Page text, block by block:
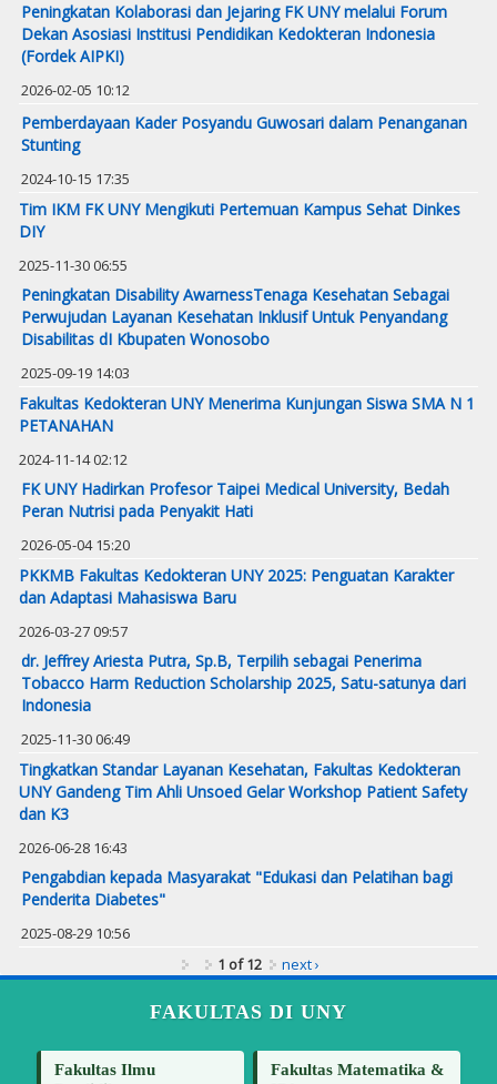
Peningkatan Kolaborasi dan Jejaring FK UNY melalui Forum
Dekan Asosiasi Institusi Pendidikan Kedokteran Indonesia
(Fordek AIPKI)
2026-02-05 10:12
Pemberdayaan Kader Posyandu Guwosari dalam Penanganan
Stunting
2024-10-15 17:35
Tim IKM FK UNY Mengikuti Pertemuan Kampus Sehat Dinkes
DIY
2025-11-30 06:55
Peningkatan Disability AwarnessTenaga Kesehatan Sebagai
Perwujudan Layanan Kesehatan Inklusif Untuk Penyandang
Disabilitas dI Kbupaten Wonosobo
2025-09-19 14:03
Fakultas Kedokteran UNY Menerima Kunjungan Siswa SMA N 1
PETANAHAN
2024-11-14 02:12
FK UNY Hadirkan Profesor Taipei Medical University, Bedah
Peran Nutrisi pada Penyakit Hati
2026-05-04 15:20
PKKMB Fakultas Kedokteran UNY 2025: Penguatan Karakter
dan Adaptasi Mahasiswa Baru
2026-03-27 09:57
dr. Jeffrey Ariesta Putra, Sp.B, Terpilih sebagai Penerima
Tobacco Harm Reduction Scholarship 2025, Satu-satunya dari
Indonesia
2025-11-30 06:49
Tingkatkan Standar Layanan Kesehatan, Fakultas Kedokteran
UNY Gandeng Tim Ahli Unsoed Gelar Workshop Patient Safety
dan K3
2026-06-28 16:43
Pengabdian kepada Masyarakat "Edukasi dan Pelatihan bagi
Penderita Diabetes"
2025-08-29 10:56
1 of 12
next ›
FAKULTAS DI UNY
Fakultas Ilmu
Fakultas Matematika &